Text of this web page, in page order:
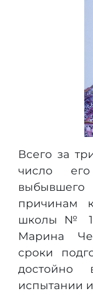
Всего за
число его
причинам
школы №
Марина
сроки
достойно
испытании